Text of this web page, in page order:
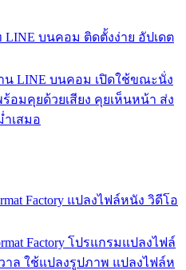
LINE บนคอม ติดตั้งง่าย อัปเดต
น LINE บนคอม เปิดใช้ขณะนั่ง
อมคุยด้วยเสียง คุยเห็นหน้า ส่ง
ำเสมอ
Factory แปลงไฟล์หนัง วิดีโอ
Factory โปรแกรมแปลงไฟล์
าล ใช้แปลงรูปภาพ แปลงไฟล์ห